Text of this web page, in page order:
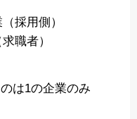
採用側）
職者）
は1の企業のみ